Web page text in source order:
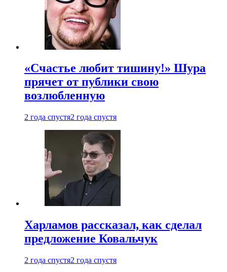
«Счастье любит тишину!» Шура
прячет от публики свою
возлюбленную
2 года спустя2 года спустя
Харламов рассказал, как сделал
предложение Ковальчук
2 года спустя2 года спустя